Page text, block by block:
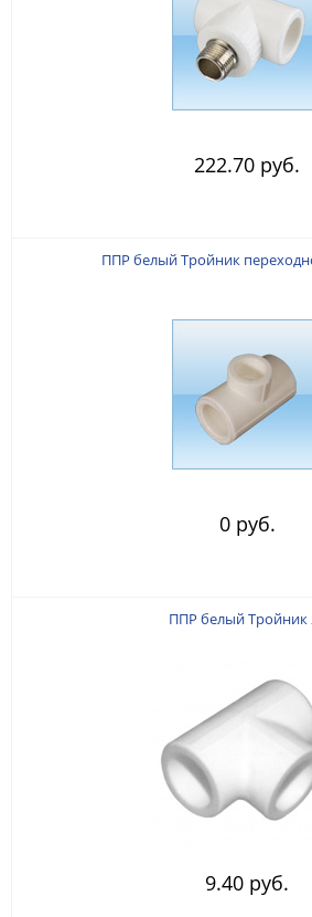
222.70 руб.
ППР белый Тройник
0 руб.
ППР белый Тройник
9.40 руб.